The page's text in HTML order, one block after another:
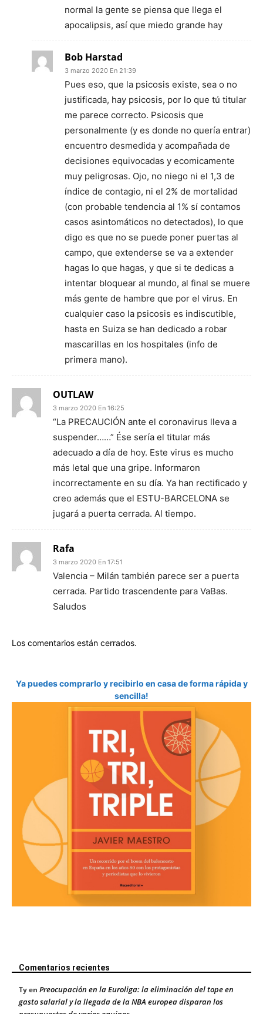
normal la gente se piensa que llega el
apocalipsis, así que miedo grande hay
Bob Harstad
3 marzo 2020 En 21:39
Pues eso, que la psicosis existe, sea o no
justificada, hay psicosis, por lo que tú titular
me parece correcto. Psicosis que
personalmente (y es donde no quería entrar)
encuentro desmedida y acompañada de
decisiones equivocadas y ecomicamente
muy peligrosas. Ojo, no niego ni el 1,3 de
índice de contagio, ni el 2% de mortalidad
(con probable tendencia al 1% sí contamos
casos asintomáticos no detectados), lo que
digo es que no se puede poner puertas al
campo, que extenderse se va a extender
hagas lo que hagas, y que si te dedicas a
intentar bloquear al mundo, al final se muere
más gente de hambre que por el virus. En
cualquier caso la psicosis es indiscutible,
hasta en Suiza se han dedicado a robar
mascarillas en los hospitales (info de
primera mano).
OUTLAW
3 marzo 2020 En 16:25
“La PRECAUCIÓN ante el coronavirus lleva a
suspender……” Ése sería el titular más
adecuado a día de hoy. Este virus es mucho
más letal que una gripe. Informaron
incorrectamente en su día. Ya han rectificado y
creo además que el ESTU-BARCELONA se
jugará a puerta cerrada. Al tiempo.
Rafa
3 marzo 2020 En 17:51
Valencia – Milán también parece ser a puerta
cerrada. Partido trascendente para VaBas.
Saludos
Los comentarios están cerrados.
Ya puedes comprarlo y recibirlo en casa de forma rápida y
sencilla!
Comentarios recientes
Tyen Preocupación en la Euroliga: la eliminación del tope en
gasto salarial y la llegada de la NBA europea disparan los